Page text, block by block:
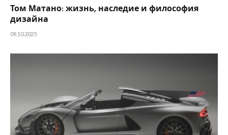
Том Матано: жизнь, наследие и философия
дизайна
09.10.2025